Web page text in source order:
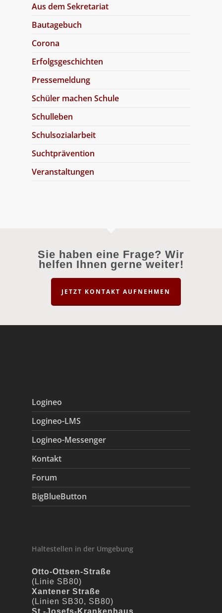
Aus dem Sekretariat
Bautagebuch
Corona
Erfolgsgeschichten
Pressemeldung
Schüler machen Schule
Schulleben
Schulsozialarbeit
Suchtprävention
Veranstaltungen
Sie haben eine Frage? Wir
helfen Ihnen gerne weiter!
JETZT KONTAKT AUFNEHMEN
Logineo
Logineo-LMS
Logineo-Messenger
Kontakt
Forum
BigBlueButton
Haltestellen in der Umgebung
Otto-Ottsen-Straße
(Linie SB80)
Xantener Straße
(Linien SB30, SB80)
St.-Josefs-Krankenhaus